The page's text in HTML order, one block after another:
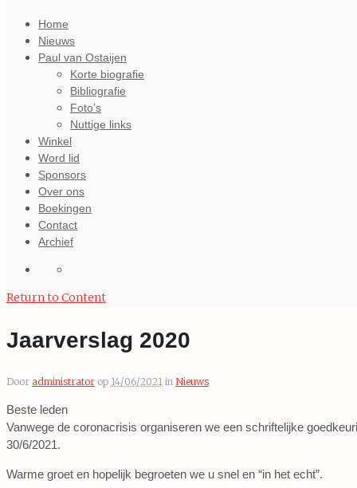
Home
Nieuws
Paul van Ostaijen
Korte biografie
Bibliografie
Foto’s
Nuttige links
Winkel
Word lid
Sponsors
Over ons
Boekingen
Contact
Archief
Return to Content
Jaarverslag 2020
Door administrator op 14/06/2021 in Nieuws
Beste leden
Vanwege de coronacrisis organiseren we een schriftelijke
30/6/2021.
Warme groet en hopelijk begroeten we u snel en “in het echt”.